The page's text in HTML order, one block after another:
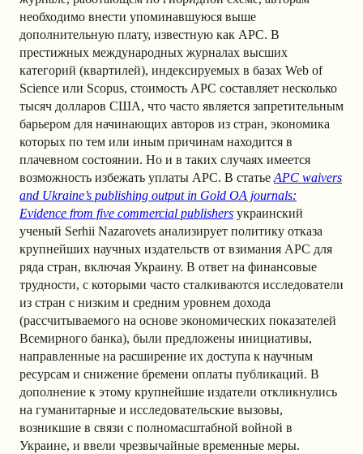
необходимо внести упоминавшуюся выше
дополнительную плату, известную как APC. В
престижных международных журналах высших
категорий (квартилей), индексируемых в базах Web of
Science или Scopus, стоимость APC составляет несколько
тысяч долларов США, что часто является запретительным
барьером для начинающих авторов из стран, экономика
которых по тем или иным причинам находится в
плачевном состоянии. Но и в таких случаях имеется
возможность избежать уплаты APC. В статье APC waivers
and Ukraine’s publishing output in Gold OA journals:
Evidence from five commercial publishers украинский
ученый Serhii Nazarovets анализирует политику отказа
крупнейших научных издательств от взимания APC для
ряда стран, включая Украину. В ответ на финансовые
трудности, с которыми часто сталкиваются исследователи
из стран с низким и средним уровнем дохода
(рассчитываемого на основе экономических показателей
Всемирного банка), были предложены инициативы,
направленные на расширение их доступа к научным
ресурсам и снижение бремени оплаты публикаций. В
дополнение к этому крупнейшие издатели откликнулись
на гуманитарные и исследовательские вызовы,
возникшие в связи с полномасштабной войной в
Украине, и ввели чрезвычайные временные меры.